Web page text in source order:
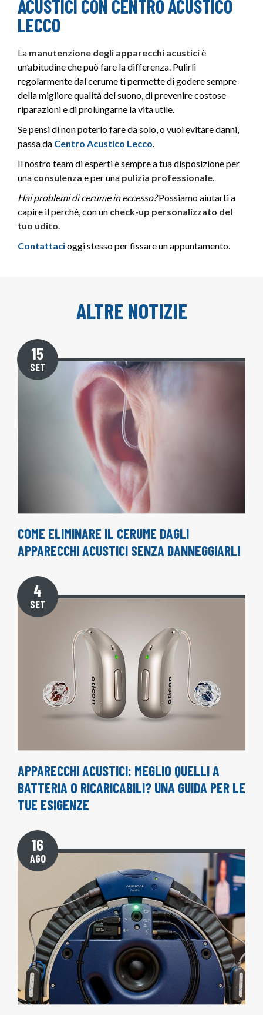
ACUSTICI CON CENTRO ACUSTICO
LECCO
La manutenzione degli apparecchi acusticiè
un’abitudine che può fare la differenza. Pulirli
regolarmente dal cerume ti permette di godere sempre
della migliore qualità del suono, di prevenire costose
riparazioni e di prolungarne la vita utile.
Se pensi di non poterlo fare da solo, o vuoi evitare danni,
passa da Centro Acustico Lecco.
Il nostro team di esperti è sempre a tua disposizione per
una consulenza e per una pulizia professionale.
Hai problemi di cerume in eccesso?Possiamo aiutarti a
capire il perché, con un check-up personalizzato del
tuo udito.
Contattacioggi stesso per fissare un appuntamento.
ALTRE NOTIZIE
15
SET
COME ELIMINARE IL CERUME DAGLI
APPARECCHI ACUSTICI SENZA DANNEGGIARLI
4
SET
APPARECCHI ACUSTICI: MEGLIO QUELLI A
BATTERIA O RICARICABILI? UNA GUIDA PER LE
TUE ESIGENZE
16
AGO